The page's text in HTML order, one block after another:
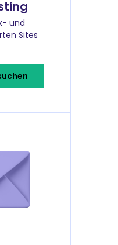
und
Sites